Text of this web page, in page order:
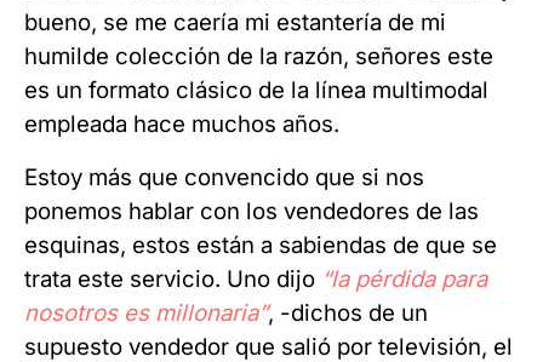
bueno, se me caería mi estantería de mi
humilde colección de la razón, señores este
es un formato clásico de la línea multimodal
empleada hace muchos años.
Estoy más que convencido que si nos
ponemos hablar con los vendedores de las
esquinas, estos están a sabiendas de que se
trata este servicio. Uno dijo “la pérdida para
nosotros es millonaria”, -dichos de un
supuesto vendedor que salió por televisión, el